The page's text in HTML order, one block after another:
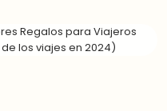
Regalos para Viajeros
los viajes en 2024)